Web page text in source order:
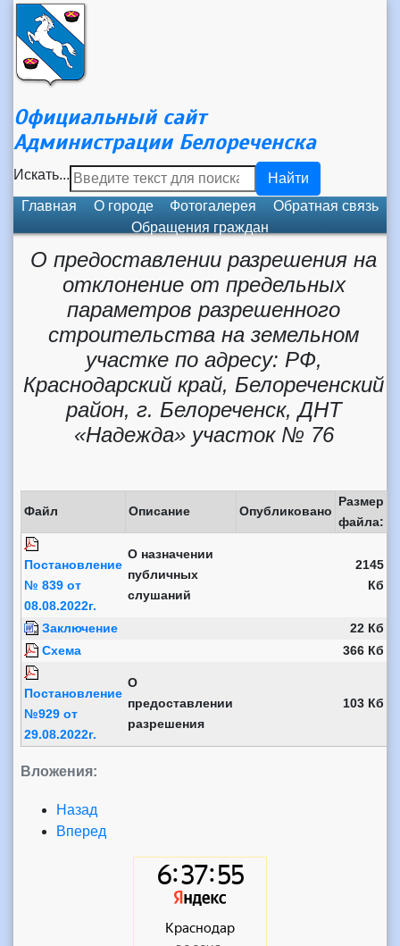
Официальный сайт
Администрации Белореченска
Искать...
Найти
Главная
О городе Фотогалерея
Обратная связь
Обращения граждан
О предоставлении разрешения на
отклонение от предельных
параметров разрешенного
строительства на земельном
участке по адресу: РФ,
Краснодарский край, Белореченский
район, г. Белореченск, ДНТ
«Надежда» участок № 76
Вложения:
Файл Описание Опубликовано
Размер
файла:
Постановление
№ 839 от
08.08.2022г.
О назначении
публичных
слушаний
2145
Кб
Заключение
22 Кб
Схема
366 Кб
Постановление
№929 от
29.08.2022г.
О
предоставлении
разрешения
103 Кб
Назад
Вперед